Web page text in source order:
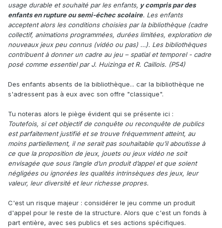
usage durable et souhaité par les enfants, y compris par des
enfants en rupture ou semi-échec scolaire. Les enfants
acceptent alors les conditions choisies par la bibliothèque (cadre
collectif, animations programmées, durées limitées, exploration de
nouveaux jeux peu connus (vidéo ou pas) …). Les bibliothèques
contribuent à donner un cadre au jeu – spatial et temporel - cadre
posé comme essentiel par J. Huizinga et R. Caillois. (P54)
Des enfants absents de la bibliothèque... car la bibliothèque ne
s'adressent pas à eux avec son offre "classique".
Tu noteras alors le piège évident qui se présente ici :
Toutefois, si cet objectif de conquête ou reconquête de publics
est parfaitement justifié et se trouve fréquemment atteint, au
moins partiellement, il ne serait pas souhaitable qu’il aboutisse à
ce que la proposition de jeux, jouets ou jeux vidéo ne soit
envisagée que sous l’angle d’un produit d’appel et que soient
négligées ou ignorées les qualités intrinsèques des jeux, leur
valeur, leur diversité et leur richesse propres.
C'est un risque majeur : considérer le jeu comme un produit
d'appel pour le reste de la structure. Alors que c'est un fonds à
part entière, avec ses publics et ses actions spécifiques.